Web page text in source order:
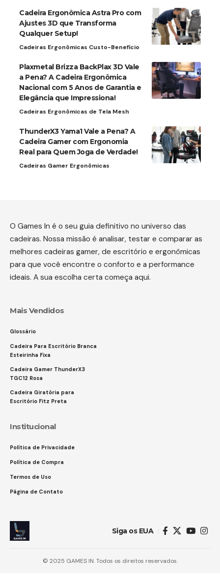
Cadeira Ergonômica Astra Pro com
Ajustes 3D que Transforma
Qualquer Setup!
Cadeiras Ergonômicas Custo-Benefício
Plaxmetal Brizza BackPlax 3D Vale
a Pena? A Cadeira Ergonômica
Nacional com 5 Anos de Garantia e
Elegância que Impressiona!
Cadeiras Ergonômicas de Tela Mesh
ThunderX3 Yama1 Vale a Pena? A
Cadeira Gamer com Ergonomia
Real para Quem Joga de Verdade!
Cadeiras Gamer Ergonômicas
O Games In é o seu guia definitivo no universo das
cadeiras. Nossa missão é analisar, testar e comparar as
melhores cadeiras gamer, de escritório e ergonômicas
para que você encontre o conforto e a performance
ideais. A sua escolha certa começa aqui.
Mais Vendidos
Glossário
Cadeira Para Escritório Branca
Esteirinha Fixa
Cadeira Gamer ThunderX3
TGC12 Rosa
Cadeira Giratória para
Escritório Fitz Preta
Institucional
Política de Privacidade
Política de Compra
Termos de Uso
Página de Contato
Siga os EUA
© 2025 GAMES IN. Todos os direitos reservados.